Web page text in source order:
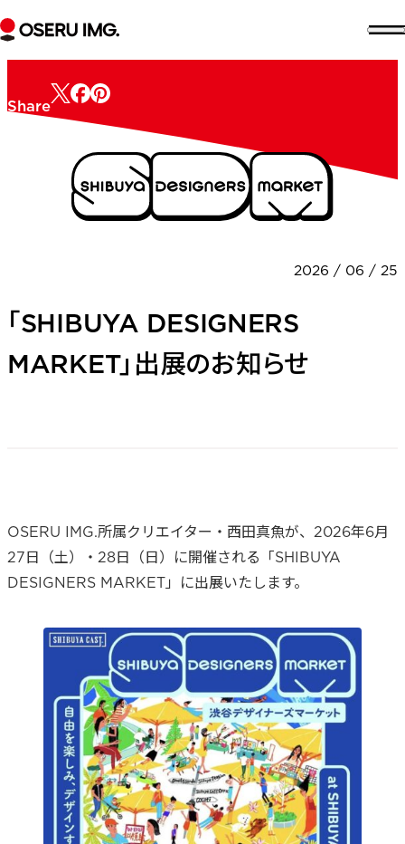
セ
セ
Company
ー
資料をダウンロード
Share
2026 / 06 / 25
「SHIBUYA DESIGNERS
MARKET」出展のお知らせ
OSERU IMG.所属クリエイター・西田真魚が、2026年6月
27日（土）・28日（日）に開催される「SHIBUYA
DESIGNERS MARKET」に出展いたします。